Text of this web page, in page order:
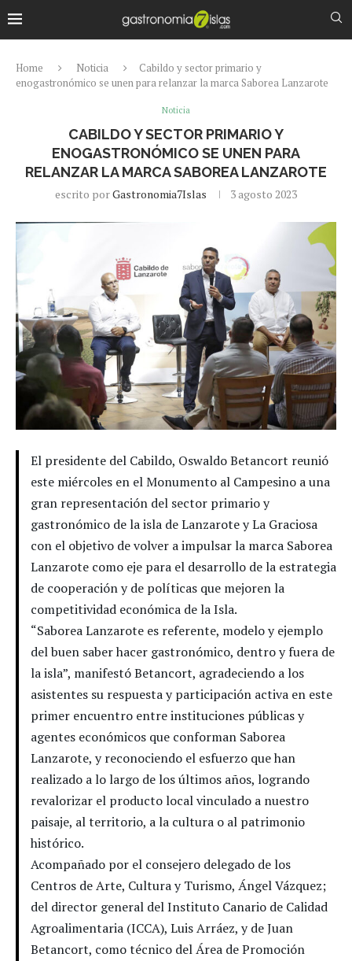
Home Noticia
Cabildo y sector primario y
enogastronómico se unen para relanzar la marca Saborea Lanzarote
Noticia
CABILDO Y SECTOR PRIMARIO Y
ENOGASTRONÓMICO SE UNEN PARA
RELANZAR LA MARCA SABOREA LANZAROTE
escrito porGastronomia7Islas 3 agosto 2023
El presidente del Cabildo, Oswaldo Betancort reunió
este miércoles en el Monumento al Campesino a una
gran representación del sector primario y
gastronómico de la isla de Lanzarote y La Graciosa
con el objetivo de volver a impulsar la marca Saborea
Lanzarote como eje para el desarrollo de la estrategia
de cooperación y de políticas que mejoren la
competitividad económica de la Isla.
“Saborea Lanzarote es referente, modelo y ejemplo
del buen saber hacer gastronómico, dentro y fuera de
la isla”, manifestó Betancort, agradeciendo a los
asistentes su respuesta y participación activa en este
primer encuentro entre instituciones públicas y
agentes económicos que conforman Saborea
Lanzarote, y reconociendo el esfuerzo que han
realizado a lo largo de los últimos años, logrando
revalorizar el producto local vinculado a nuestro
paisaje, al territorio, a la cultura o al patrimonio
histórico.
Acompañado por el consejero delegado de los
Centros de Arte, Cultura y Turismo, Ángel Vázquez;
del director general del Instituto Canario de Calidad
Agroalimentaria (ICCA), Luis Arráez, y de Juan
Betancort, como técnico del Área de Promoción